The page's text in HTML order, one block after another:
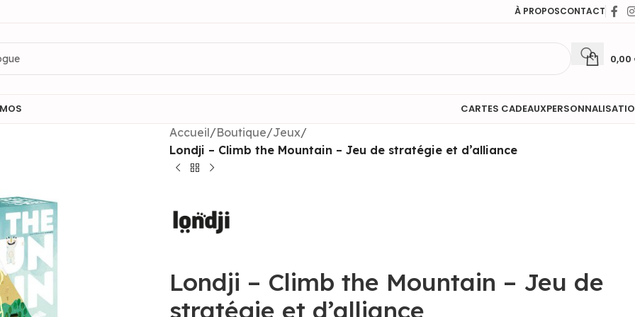
À PROPOSCONTACT
0,00
CARTES CADEAUX
Accueil/Boutique/Jeux/
Londji – Climb the Mountain – Jeu de stratégie et d’alliance
Londji – Climb the Mountain – Jeu de
stratégie et d’alliance